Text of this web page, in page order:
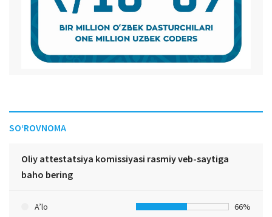
SO‘ROVNOMA
Oliy attestatsiya komissiyasi rasmiy veb-saytiga
baho bering
A’lo 66%